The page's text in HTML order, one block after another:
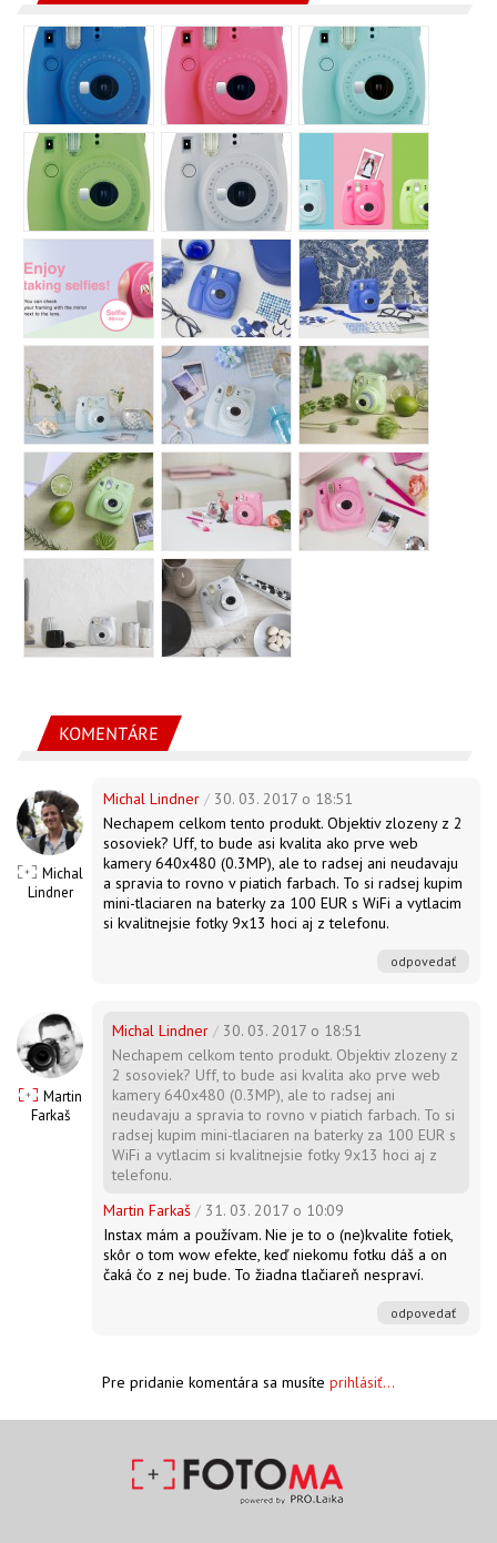
KOMENTÁRE
Michal
Lindner
Michal Lindner / 30. 03. 2017 o 18:51
Nechapem celkom tento produkt. Objektiv zlozeny z 2
sosoviek? Uff, to bude asi kvalita ako prve web
kamery 640x480 (0.3MP), ale to radsej ani neudavaju
a spravia to rovno v piatich farbach. To si radsej kupim
mini-tlaciaren na baterky za 100 EUR s WiFi a vytlacim
si kvalitnejsie fotky 9x13 hoci aj z telefonu.
odpovedať
Martin
Farkaš
Michal Lindner / 30. 03. 2017 o 18:51
Nechapem celkom tento produkt. Objektiv zlozeny z
2 sosoviek? Uff, to bude asi kvalita ako prve web
kamery 640x480 (0.3MP), ale to radsej ani
neudavaju a spravia to rovno v piatich farbach. To si
radsej kupim mini-tlaciaren na baterky za 100 EUR s
WiFi a vytlacim si kvalitnejsie fotky 9x13 hoci aj z
telefonu.
Martin Farkaš / 31. 03. 2017 o 10:09
Instax mám a používam. Nie je to o (ne)kvalite fotiek,
skôr o tom wow efekte, keď niekomu fotku dáš a on
čaká čo z nej bude. To žiadna tlačiareň nespraví.
odpovedať
Pre pridanie komentára sa musíte prihlásiť...